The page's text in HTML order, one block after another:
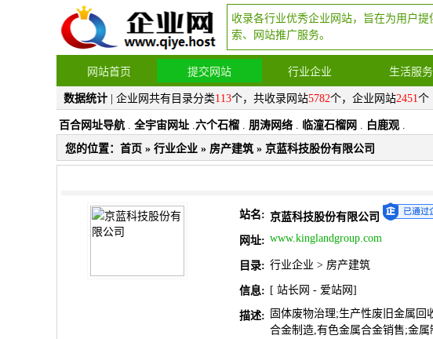
收录各行业优秀企业网站，旨在为用户
索、网站推广服务。
网站首页 提交网站 行业企业 生活服务
数据统计 | 企业网共有目录分类113个，共收录网站5782个，企业网站2451个
百合网址导航 . 全宇宙网址 .六个石榴 . 朋涛网络 . 临潼石榴网 . 白鹿观 .
您的位置： 首页 » 行业企业 » 房产建筑 » 京蓝科技股份有限公司
站名: 京蓝科技股份有限公司
网址: www.kinglandgroup.com
目录: 行业企业 > 房产建筑
信息: [ 站长网 - 爱站网 ]
描述:
固体废物治理;生产性废旧金属
合金制造,有色金属合金销售;金